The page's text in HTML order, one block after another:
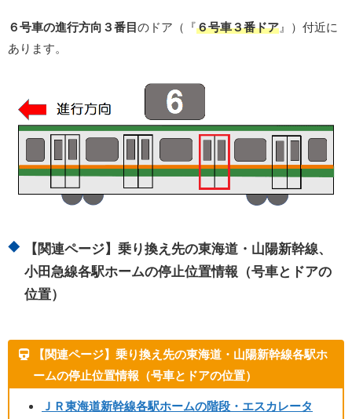
６号車の進行方向 ３番目 のドア（『６号車３番ドア 』）付近に
あります。
【関連ページ】乗り換え先の東海道・山陽新幹線、
小田急線各駅ホームの停止位置情報（号車とドアの
位置）
【関連ページ】乗り換え先の東海道・山陽新幹線各駅ホ
ームの停止位置情報（号車とドアの位置）
ＪＲ東海道新幹線各駅ホームの階段・エスカレータ